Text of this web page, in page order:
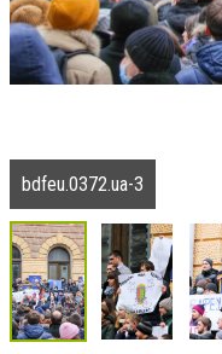
bdfeu.0372.ua-3